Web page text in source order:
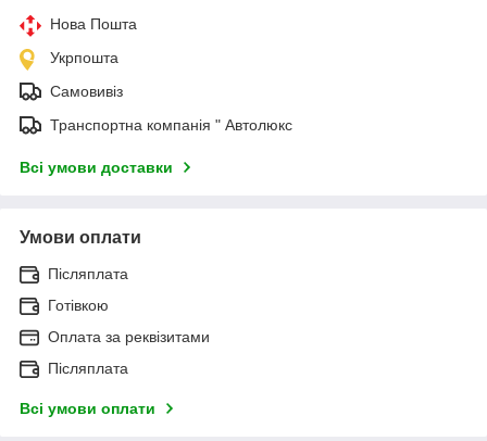
Нова Пошта
Укрпошта
Самовивіз
Транспортна компанія " Автолюкс
Всі умови доставки
Умови оплати
Післяплата
Готівкою
Оплата за реквізитами
Післяплата
Всі умови оплати